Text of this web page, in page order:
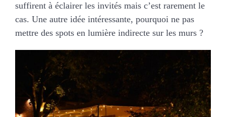
suffirent à éclairer les invités mais c’est rarement le
cas. Une autre idée intéressante, pourquoi ne pas
mettre des spots en lumière indirecte sur les murs ?